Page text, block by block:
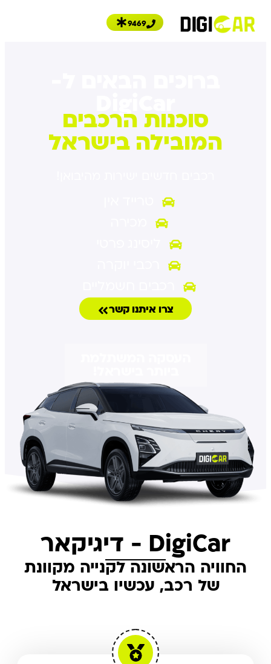
9469
∗
סוכנות הרכבים
המובילה בישראל
צרו איתנו קשר
DigiCar - דיגיקאר
החוויה הראשונה לקנייה מקוונת
של רכב, עכשיו בישראל